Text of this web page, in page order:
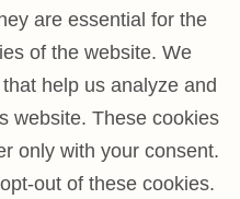
are essential for the
of the website. We
help us analyze and
website. These cookies
only with your consent.
out of these cookies.